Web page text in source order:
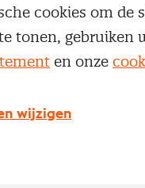
Maak een
cookies om
tonen,
en onze
wijzigen